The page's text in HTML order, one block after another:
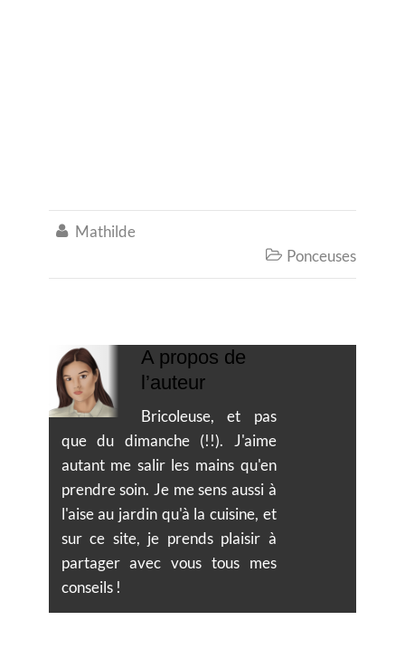
 Mathilde
 Ponceuses
A propos de
l’auteur
Bricoleuse, et pas
que du dimanche (!!). J'aime
autant me salir les mains qu'en
prendre soin. Je me sens aussi à
l'aise au jardin qu'à la cuisine, et
sur ce site, je prends plaisir à
partager avec vous tous mes
conseils !